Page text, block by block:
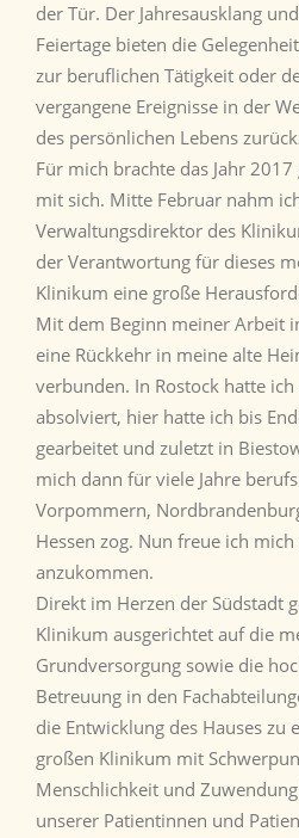
der Tür. Der Jahresausklang
Feiertage bieten die
zur beruflichen Tätigkeit oder
vergangene Ereignisse in der
des persönlichen Lebens
Für mich brachte das Jahr
mit sich. Mitte Februar nahm
Verwaltungsdirektor des
der Verantwortung für dieses
Klinikum eine große
Mit dem Beginn meiner Arbeit
eine Rückkehr in meine alte
verbunden. In Rostock hatte
absolviert, hier hatte ich bis
gearbeitet und zuletzt in
mich dann für viele Jahre
Vorpommern,
Hessen zog. Nun freue ich
anzukommen.
Direkt im Herzen der Südstadt
Klinikum ausgerichtet auf die
Grundversorgung sowie die
Betreuung in den
die Entwicklung des Hauses zu
großen Klinikum mit
Menschlichkeit und
unserer Patientinnen und